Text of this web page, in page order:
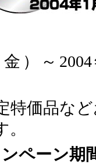
）～
特価品な
ペーン期